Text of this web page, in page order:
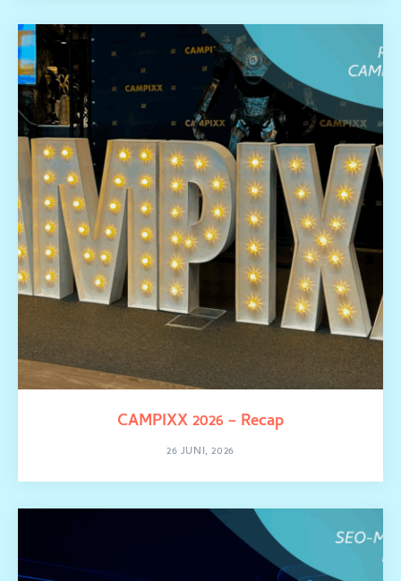
CAMPIXX 2026 – Recap
26 JUNI, 2026